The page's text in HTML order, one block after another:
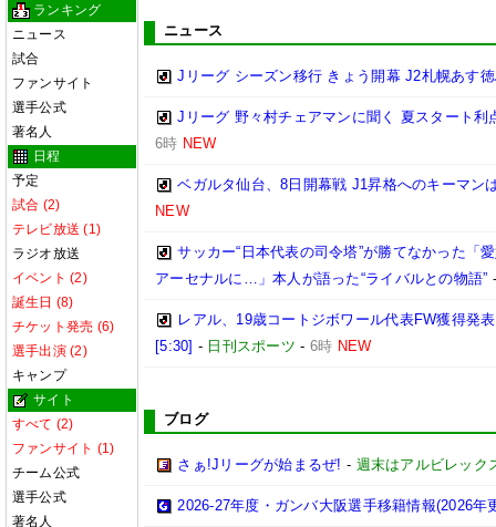
ランキング
ニュース
試合
ファンサイト
選手公式
著名人
日程
予定
試合 (2)
テレビ放送 (1)
ラジオ放送
イベント (2)
誕生日 (8)
チケット発売 (6)
選手出演 (2)
キャンプ
サイト
すべて (2)
ファンサイト (1)
チーム公式
選手公式
著名人
ニュース
Jリーグ シーズン移行 きょう開幕 J2札幌あす
Jリーグ 野々村チェアマンに聞く 夏スタート利
6時 NEW
ベガルタ仙台、8日開幕戦 J1昇格へのキーマン
NEW
サッカー“日本代表の司令塔”が勝てなかった「
アーセナルに…」本人が語った“ライバルとの物語”
レアル、19歳コートジボワール代表FW獲得発
[5:30] - 日刊スポーツ - 6時 NEW
ブログ
さぁ!Jリーグが始まるぜ! - 週末はアルビレック
2026-27年度・ガンバ大阪選手移籍情報(2026年